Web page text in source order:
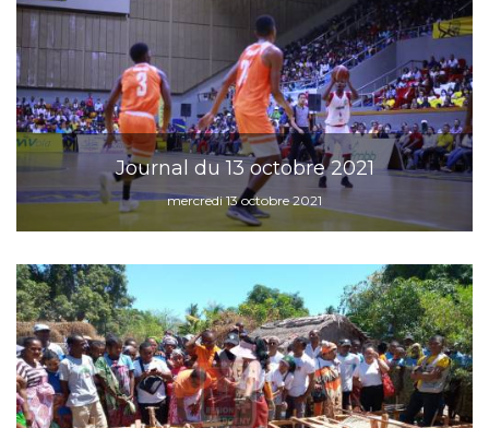
Journal du 13 octobre 2021
mercredi 13 octobre 2021